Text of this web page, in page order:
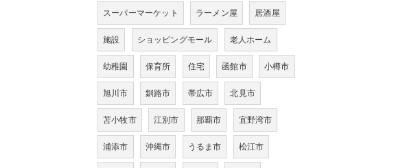
スーパーマーケット ラーメン屋 居酒屋
施設 ショッピングモール 老人ホーム
幼稚園 保育所 住宅 函館市 小樽市
旭川市 釧路市 帯広市 北見市
苫小牧市 江別市 那覇市 宜野湾市
浦添市 沖縄市 うるま市 松江市